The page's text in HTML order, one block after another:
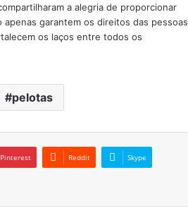
a alegria de proporcionar
garantem os direitos das pessoas
os laços entre todos os
pelotas
Pinterest Reddit Skype